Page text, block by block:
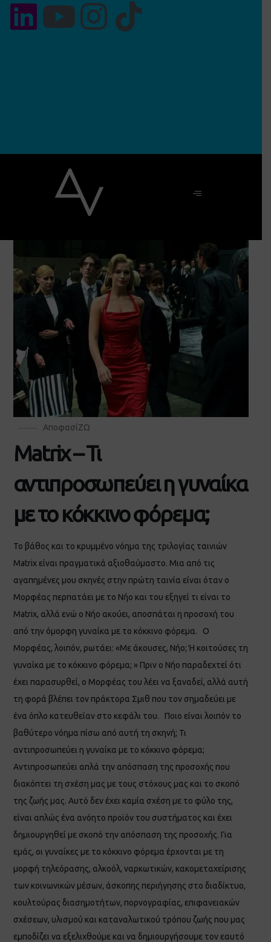
ΑποφασίΖΩ
Matrix – Τι
αντιπροσωπεύει η γυναίκα
με το κόκκινο φόρεμα;
Το βάθος και το κρυμμένο νόημα της τριλογίας ταινιών
Matrix είναι πραγματικά αξιοθαύμαστο. Μια από τις
αγαπημένες μου σκηνές στην πρώτη ταινία είναι όταν ο
Μορφέας περπατάει με το Νήο και του εξηγεί τι είναι το
Matrix, αλλά ενώ ο Νήο ακούει, αποσπάται η προσοχή του
από την όμορφη γυναίκα με το κόκκινο φόρεμα. Ο
Μορφέας, λοιπόν, ρωτάει: «Με άκουσες, Νήο; Ή κοιτούσες τη
γυναίκα με το κόκκινο φόρεμα; » Πριν ο Νήο παραδεχτεί ότι
έχει παρασυρθεί, ο Μορφέας του λέει να ξαναδεί, αλλά αυτή
τη φορά βλέπει τον πράκτορα Σμιθ που τον σημαδεύει με
ένα όπλο κατευθείαν στο κεφάλι του. Ποιο είναι λοιπόν το
βαθύτερο νόημα πίσω από αυτή τη σκηνή; Τι
αντιπροσωπεύει η γυναίκα με το κόκκινο φόρεμα;
Αντιπροσωπεύει απλά την απόσπαση της προσοχής που
διακόπτει τη σχέση μας με τους στόχους μας και το σκοπό
της ζωής μας. Αυτό δεν έχει καμία σχέση με το φύλο της,
είναι απλώς ένα ανόητο προϊόν του συστήματος και έχει
δημιουργηθεί με σκοπό την απόσπαση της προσοχής. Για
εμάς, οι γυναίκες με το κόκκινο φόρεμα έρχονται με τη
μορφή τηλεόρασης, αλκοόλ, ναρκωτικών, κακομεταχείρισης
των κοινωνικών μέσων, άσκοπης περιήγησης στο διαδίκτυο,
κουλτούρας διασημοτήτων, πορνογραφίας, επιφανειακών
σχέσεων, υλισμού και καταναλωτικού τρόπου ζωής που μας
εμποδίζει να εξελιχθούμε και να δημιουργήσουμε τον εαυτό